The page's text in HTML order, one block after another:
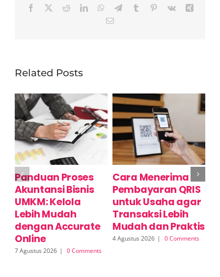
Facebook RedditLinkedInWhatsApp
TelegramTumblr Pinterest
Vk
Email
Related Posts
Panduan Proses
Akuntansi Bisnis
UMKM: Kelola
Lebih Mudah
dengan Accurate
Online
7 Agustus 2026 | 0 Comments
Cara Menerima
Pembayaran QRIS
untuk Usaha agar
Transaksi Lebih
Mudah dan Praktis
4 Agustus 2026 | 0 Comments